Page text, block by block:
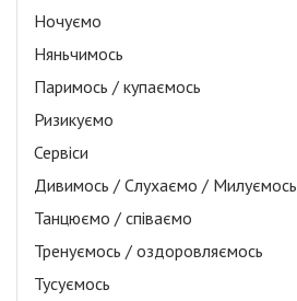
Ночуємо
Няньчимось
Паримось / купаємось
Ризикуємо
Сервіси
Дивимось / Слухаємо / Милуємось
Танцюємо / співаємо
Тренуємось / оздоровляємось
Тусуємось